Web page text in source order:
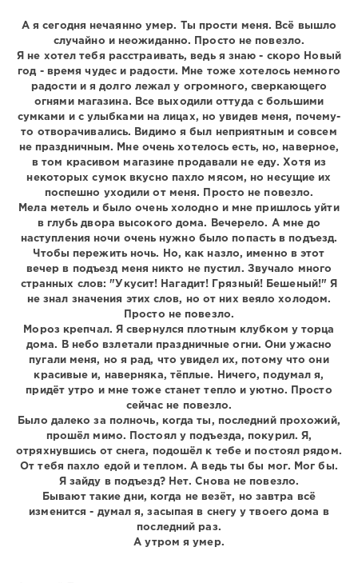
А я сегодня нечаянно умер. Ты прости меня. Всё вышло
случайно и неожиданно. Просто не повезло.
Я не хотел тебя расстраивать, ведь я знаю - скоро Новый
год - время чудес и радости. Мне тоже хотелось немного
радости и я долго лежал у огромного, сверкающего
огнями магазина. Все выходили оттуда с большими
сумками и с улыбками на лицах, но увидев меня, почему-
то отворачивались. Видимо я был неприятным и совсем
не праздничным. Мне очень хотелось есть, но, наверное,
в том красивом магазине продавали не еду. Хотя из
некоторых сумок вкусно пахло мясом, но несущие их
поспешно уходили от меня. Просто не повезло.
Мела метель и было очень холодно и мне пришлось уйти
в глубь двора высокого дома. Вечерело. А мне до
наступления ночи очень нужно было попасть в подъезд.
Чтобы пережить ночь. Но, как назло, именно в этот
вечер в подъезд меня никто не пустил. Звучало много
странных слов: "Укусит! Нагадит! Грязный! Бешеный!" Я
не знал значения этих слов, но от них веяло холодом.
Просто не повезло.
Мороз крепчал. Я свернулся плотным клубком у торца
дома. В небо взлетали праздничные огни. Они ужасно
пугали меня, но я рад, что увидел их, потому что они
красивые и, наверняка, тёплые. Ничего, подумал я,
придёт утро и мне тоже станет тепло и уютно. Просто
сейчас не повезло.
Было далеко за полночь, когда ты, последний прохожий,
прошёл мимо. Постоял у подъезда, покурил. Я,
отряхнувшись от снега, подошёл к тебе и постоял рядом.
От тебя пахло едой и теплом. А ведь ты бы мог. Мог бы.
Я зайду в подъезд? Нет. Снова не повезло.
Бывают такие дни, когда не везёт, но завтра всё
изменится - думал я, засыпая в снегу у твоего дома в
последний раз.
А утром я умер.